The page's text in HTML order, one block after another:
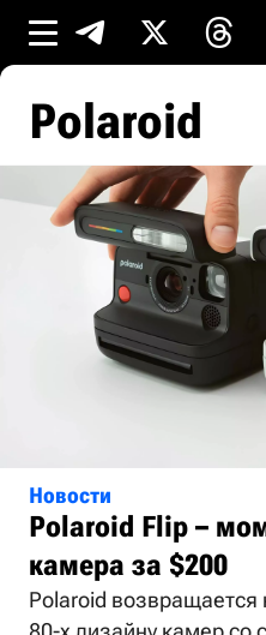
Polaroid
Новости
Polaroid Flip –
камера за $200
Polaroid возвращается